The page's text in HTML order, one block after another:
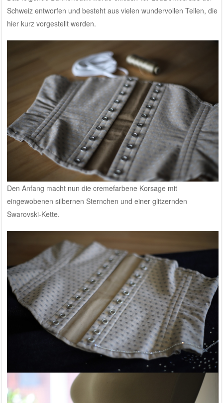
Schweizentworfen und besteht aus vielen wundervollen Teilen, die
hier kurz vorgestellt werden.
Den Anfang macht nun die cremefarbene Korsage mit
eingewobenen silbernen Sternchen und einer glitzernden
Swarovski-Kette.